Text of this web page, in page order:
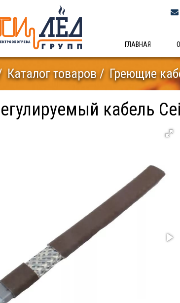
ГЛАВНАЯ
Каталог товаров Греющие
кабель